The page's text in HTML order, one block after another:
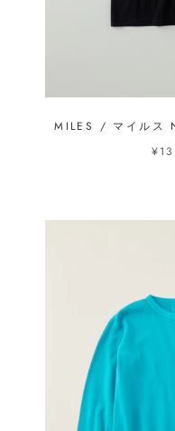
MILES / マイルス